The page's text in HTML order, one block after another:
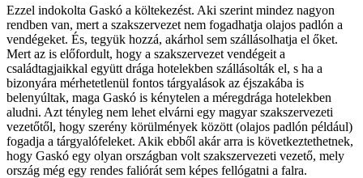
Ezzel indokolta Gaskó a költekezést. Aki szerint mindez nagyon
rendben van, mert a szakszervezet nem fogadhatja olajos padlón a
vendégeket. És, tegyük hozzá, akárhol sem szállásolhatja el őket.
Mert az is előfordult, hogy a szakszervezet vendégeit a
családtagjaikkal együtt drága hotelekben szállásolták el, s ha a
bizonyára mérhetetlenül fontos tárgyalások az éjszakába is
belenyúltak, maga Gaskó is kénytelen a méregdrága hotelekben
aludni. Azt tényleg nem lehet elvárni egy magyar szakszervezeti
vezetőtől, hogy szerény körülmények között (olajos padlón például)
fogadja a tárgyalófeleket. Akik ebből akár arra is következtethetnek,
hogy Gaskó egy olyan országban volt szakszervezeti vezető, mely
ország még egy rendes faliórát sem képes fellógatni a falra.